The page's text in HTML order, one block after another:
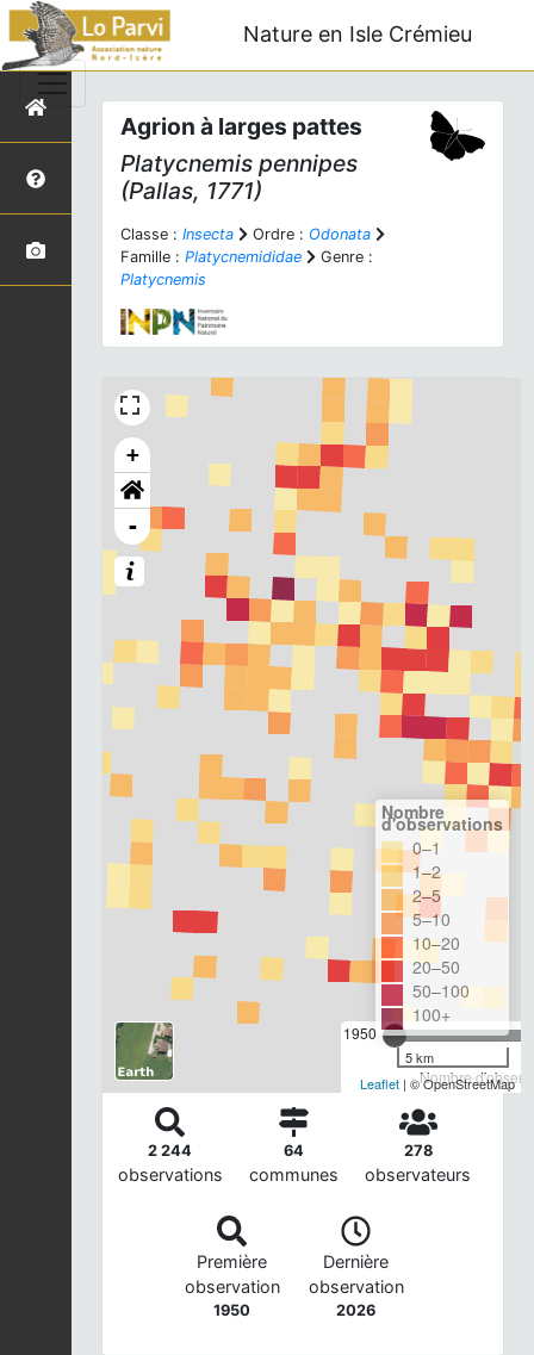
Nature en Isle Crémieu
Agrion à larges pattes
Platycnemis pennipes
(Pallas, 1771)
Classe : Insecta Ordre : Odonata
Famille : Platycnemididae
Genre :
Platycnemis
+
-
1950
Nombre
Nombre
d'observations
0–1
1–2
2–5
5–10
10–20
20–50
50–100
100+
5 km
Leaflet | © OpenStreetMap
2 244
observations
64
communes
278
observateurs
Première
observation
1950
Dernière
observation
2026